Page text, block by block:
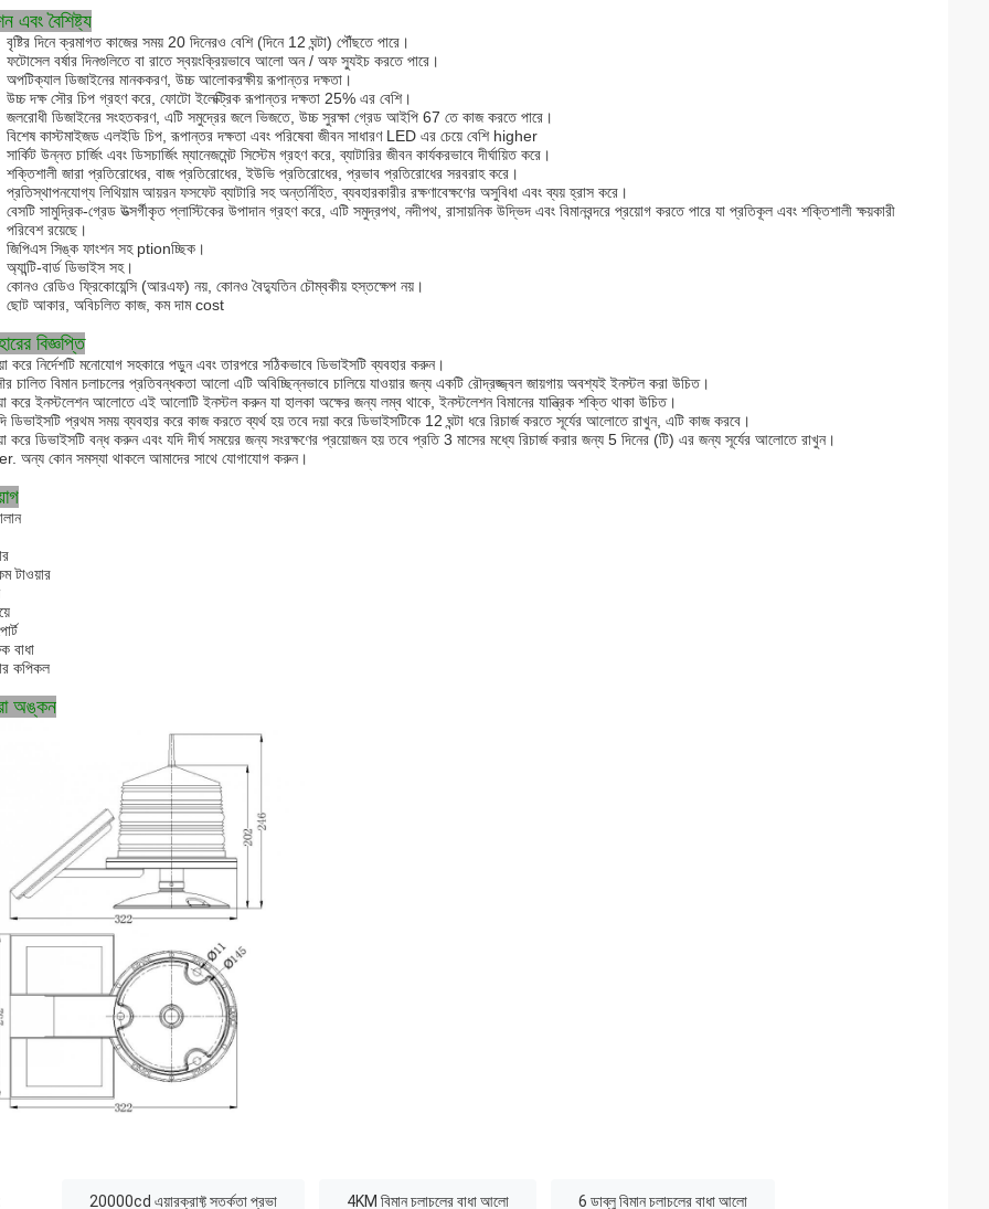
এবং বৈশিষ্ট্য
বৃষ্টির দিনে ক্রমাগত কাজের সময় 20 দিনেরও বেশি (দিনে 12 ঘন্টা) পৌঁছতে পারে।
ফটোসেল বর্ষার দিনগুলিতে বা রাতে স্বয়ংক্রিয়ভাবে আলো অন / অফ স্যুইচ করতে পারে।
অপটিক্যাল ডিজাইনের মানককরণ, উচ্চ আলোকরক্ষীয় রূপান্তর দক্ষতা।
উচ্চ দক্ষ সৌর চিপ গ্রহণ করে, ফোটো ইলেক্ট্রিক রূপান্তর দক্ষতা 25% এর বেশি।
জলরোধী ডিজাইনের সংহতকরণ, এটি সমুদ্রের জলে ভিজতে, উচ্চ সুরক্ষা গ্রেড আইপি 67 তে কাজ করতে পারে।
বিশেষ কাস্টমাইজড এলইডি চিপ, রূপান্তর দক্ষতা এবং পরিষেবা জীবন সাধারণ LED এর চেয়ে বেশি higher
সার্কিট উন্নত চার্জিং এবং ডিসচার্জিং ম্যানেজমেন্ট সিস্টেম গ্রহণ করে, ব্যাটারির জীবন কার্যকরভাবে দীর্ঘায়িত করে।
শক্তিশালী জারা প্রতিরোধের, বাজ প্রতিরোধের, ইউভি প্রতিরোধের, প্রভাব প্রতিরোধের সরবরাহ করে।
প্রতিস্থাপনযোগ্য লিথিয়াম আয়রন ফসফেট ব্যাটারি সহ অন্তর্নিহিত, ব্যবহারকারীর রক্ষণাবেক্ষণের অসুবিধা এবং ব্যয় হ্রাস করে।
বেসটি সামুদ্রিক-গ্রেড উত্সর্গীকৃত প্লাস্টিকের উপাদান গ্রহণ করে, এটি সমুদ্রপথ, নদীপথ, রাসায়নিক উদ্ভিদ এবং বিমানবন্দরে প্রয়োগ করতে পারে যা প্রতিকূল এবং শক্তিশালী ক্ষয়কারী
পরিবেশ রয়েছে।
জিপিএস সিঙ্ক ফাংশন সহ ptionচ্ছিক।
অ্যান্টি-বার্ড ডিভাইস সহ।
কোনও রেডিও ফ্রিকোয়েন্সি (আরএফ) নয়, কোনও বৈদ্যুতিন চৌম্বকীয় হস্তক্ষেপ নয়।
ছোট আকার, অবিচলিত কাজ, কম দাম cost
বিজ্ঞপ্তি
করে নির্দেশটি মনোযোগ সহকারে পড়ুন এবং তারপরে সঠিকভাবে ডিভাইসটি ব্যবহার করুন।
চালিত বিমান চলাচলের প্রতিবন্ধকতা আলো এটি অবিচ্ছিন্নভাবে চালিয়ে যাওয়ার জন্য একটি রৌদ্রজ্জ্বল জায়গায় অবশ্যই ইনস্টল করা উচিত।
করে ইনস্টলেশন আলোতে এই আলোটি ইনস্টল করুন যা হালকা অক্ষের জন্য লম্ব থাকে, ইনস্টলেশন বিমানের যান্ত্রিক শক্তি থাকা উচিত।
ডিভাইসটি প্রথম সময় ব্যবহার করে কাজ করতে ব্যর্থ হয় তবে দয়া করে ডিভাইসটিকে 12 ঘন্টা ধরে রিচার্জ করতে সূর্যের আলোতে রাখুন, এটি কাজ করবে।
করে ডিভাইসটি বন্ধ করুন এবং যদি দীর্ঘ সময়ের জন্য সংরক্ষণের প্রয়োজন হয় তবে প্রতি 3 মাসের মধ্যে রিচার্জ করার জন্য 5 দিনের (টি) এর জন্য সূর্যের আলোতে রাখুন।
অন্য কোন সমস্যা থাকলে আমাদের সাথে যোগাযোগ করুন।
টাওয়ার
বাধা
কপিকল
অঙ্কন
20000cd এয়ারক্রাফ্ট সতর্কতা প্রভা 4KM বিমান চলাচলের বাধা আলো 6 ডাব্লু বিমান চলাচলের বাধা আলো